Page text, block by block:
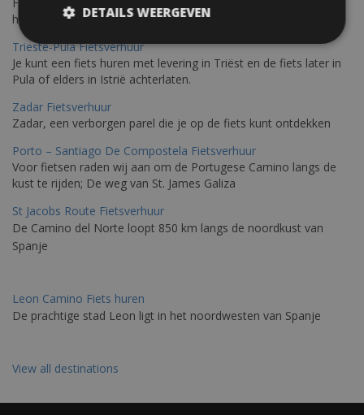
houdt van de Mediterrane zon.
Trieste-Pula Fietsverhuur
Je kunt een fiets huren met levering in Triëst en de fiets later in
Pula of elders in Istrië achterlaten.
Zadar Fietsverhuur
Zadar, een verborgen parel die je op de fiets kunt ontdekken
Porto – Santiago De Compostela Fietsverhuur
Voor fietsen raden wij aan om de Portugese Camino langs de
kust te rijden; De weg van St. James Galiza
St Jacobs Route Fietsverhuur
De Camino del Norte loopt 850 km langs de noordkust van
Spanje
Leon Camino Fiets huren
De prachtige stad Leon ligt in het noordwesten van Spanje
View all destinations
DETAILS WEERGEVEN